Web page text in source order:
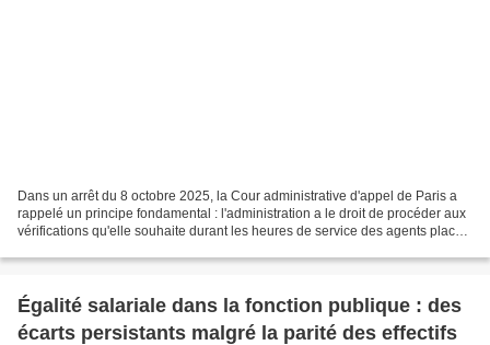
Dans un arrêt du 8 octobre 2025, la Cour administrative d'appel de Paris a
rappelé un principe fondamental : l'administration a le droit de procéder aux
vérifications qu'elle souhaite durant les heures de service des agents placés
Égalité salariale dans la fonction publique : des
écarts persistants malgré la parité des effectifs